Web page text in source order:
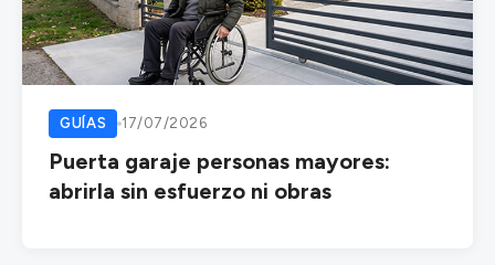
GUÍAS 17/07/2026
Puerta garaje personas mayores:
abrirla sin esfuerzo ni obras